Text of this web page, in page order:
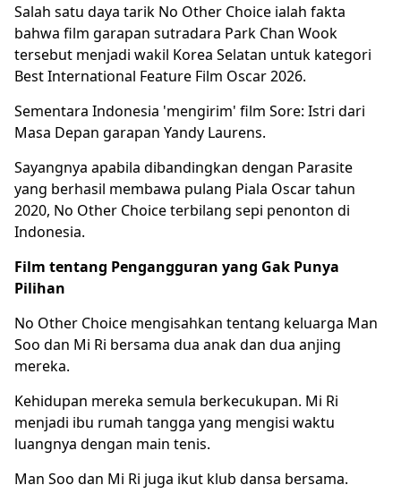
Salah satu daya tarik No Other Choice ialah fakta
bahwa film garapan sutradara Park Chan Wook
tersebut menjadi wakil Korea Selatan untuk kategori
Best International Feature Film Oscar 2026.
Sementara Indonesia 'mengirim' film Sore: Istri dari
Masa Depan garapan Yandy Laurens.
Sayangnya apabila dibandingkan dengan Parasite
yang berhasil membawa pulang Piala Oscar tahun
2020, No Other Choice terbilang sepi penonton di
Indonesia.
Film tentang Pengangguran yang Gak Punya
Pilihan
No Other Choice mengisahkan tentang keluarga Man
Soo dan Mi Ri bersama dua anak dan dua anjing
mereka.
Kehidupan mereka semula berkecukupan. Mi Ri
menjadi ibu rumah tangga yang mengisi waktu
luangnya dengan main tenis.
Man Soo dan Mi Ri juga ikut klub dansa bersama.